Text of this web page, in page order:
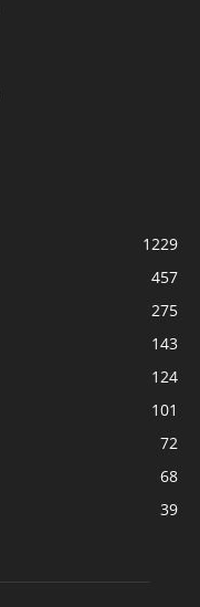
1229
457
275
143
124
101
72
68
39